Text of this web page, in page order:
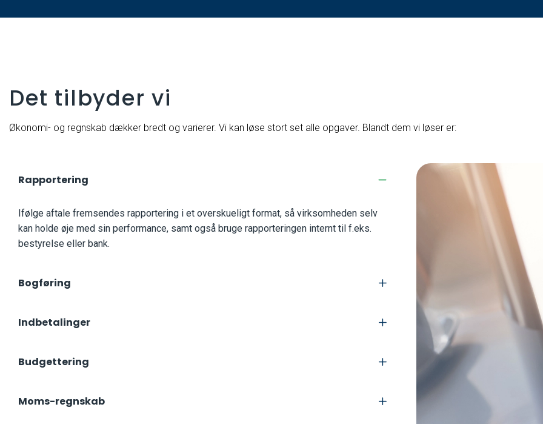
Det tilbyder vi
Økonomi- og regnskab dækker bredt og varierer. Vi kan løse stort set alle opgaver. Blandt dem vi løser er:
Rapportering
Ifølge aftale fremsendes rapportering i et overskueligt format, så virksomheden selv
kan holde øje med sin performance, samt også bruge rapporteringen internt til f.eks.
bestyrelse eller bank.
Bogføring
Indbetalinger
Budgettering
Moms-regnskab